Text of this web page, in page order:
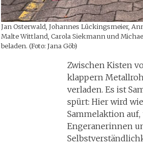
Jan Osterwald, Johannes Lückingsmeier,
Malte Wittland, Carola Siekmann und
beladen. (Foto: Jana Göb)
Zwischen Kisten
klappern
verladen. Es ist
spürt: Hier wird
Sammelaktion
Engeranerinnen